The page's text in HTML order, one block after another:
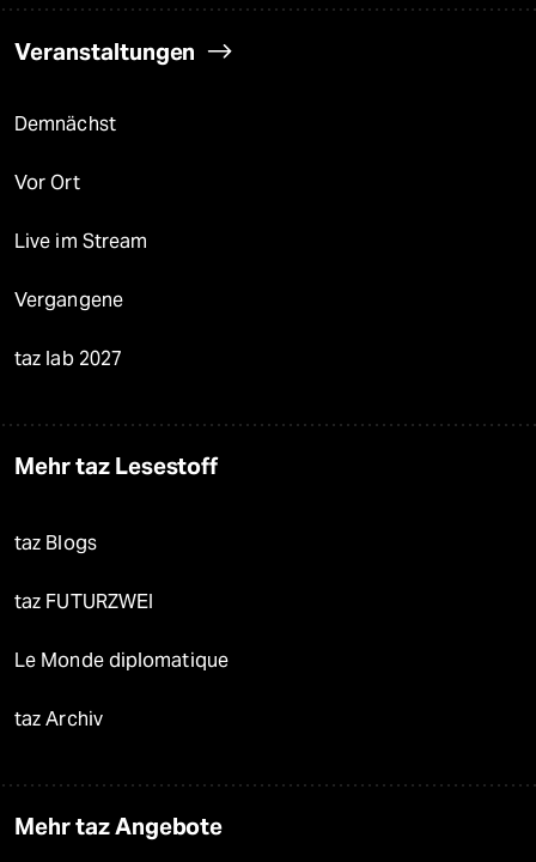
Veranstaltungen
Demnächst
Vor Ort
Live im Stream
Vergangene
taz lab 2027
Mehr taz Lesestoff
taz Blogs
taz FUTURZWEI
Le Monde diplomatique
taz Archiv
Mehr taz Angebote